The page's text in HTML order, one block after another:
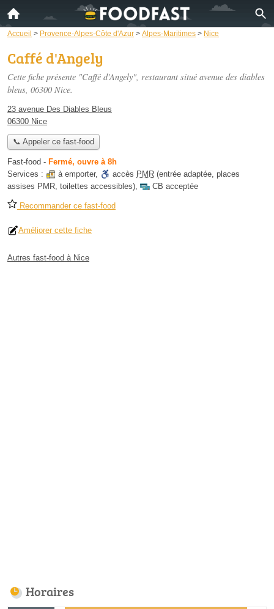
Accueil > Provence-Alpes-Côte d'Azur > Alpes-Maritimes > Nice
Caffé d'Angely
Cette fiche présente "Caffé d'Angely", restaurant situé avenue des diables
bleus, 06300 Nice.
23 avenue Des Diables Bleus
06300 Nice
📞 Appeler ce fast-food
Fast-food - Fermé, ouvre à 8h
Services :
à emporter, accès PMR (entrée adaptée, places
assises PMR, toilettes accessibles), CB acceptée
Recommander ce fast-food
Améliorer cette fiche
Autres fast-food à Nice
Horaires